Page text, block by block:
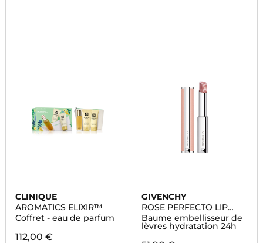
CLINIQUE
AROMATICS ELIXIR™
Coffret - eau de parfum
112,00 €
GIVENCHY
ROSE PERFECTO LIP
BALM
Baume embellisseur de
lèvres hydratation 24h